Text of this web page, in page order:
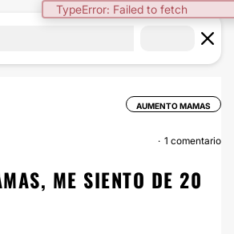
TypeError: Failed to fetch
AUMENTO MAMAS
1 comentario
ME SIENTO DE 20